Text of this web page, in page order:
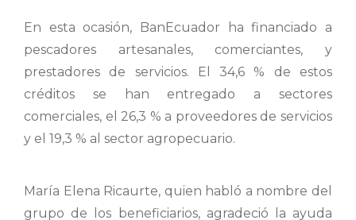
En esta ocasión, BanEcuador ha financiado a
pescadores artesanales, comerciantes, y
prestadores de servicios. El 34,6 % de estos
créditos se han entregado a sectores
comerciales, el 26,3 % a proveedores de servicios
y el 19,3 % al sector agropecuario.
María Elena Ricaurte, quien habló a nombre del
grupo de los beneficiarios, agradeció la ayuda